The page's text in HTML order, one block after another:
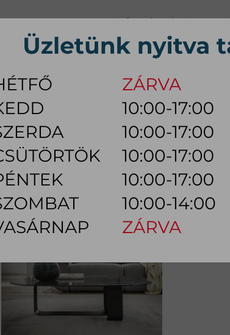
K, Sz, Cs, P:
Szo:
BÚTOR HÁLÓSZOBA BÚTOR